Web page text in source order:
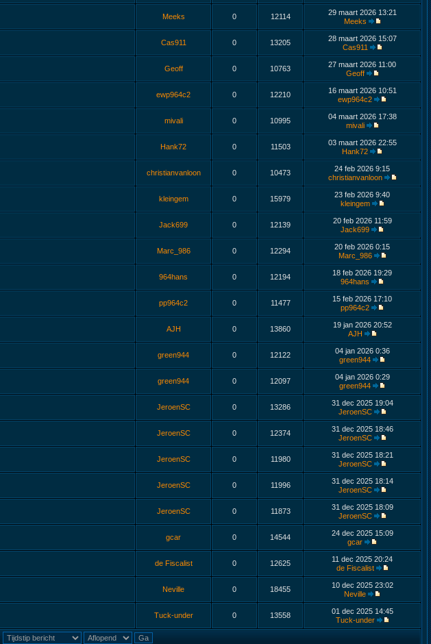
Meeks 0 12114
29 maart 2026 13:21
Meeks
Cas911 0 13205
28 maart 2026 15:07
Cas911
Geoff 0 10763
27 maart 2026 11:00
Geoff
ewp964c2 0 12210
16 maart 2026 10:51
ewp964c2
mivali 0 10995
04 maart 2026 17:38
mivali
Hank72 0 11503
03 maart 2026 22:55
Hank72
christianvanloon 0 10473
24 feb 2026 9:15
christianvanloon
kleingem 0 15979
23 feb 2026 9:40
kleingem
Jack699 0 12139
20 feb 2026 11:59
Jack699
Marc_986 0 12294
20 feb 2026 0:15
Marc_986
964hans 0 12194
18 feb 2026 19:29
964hans
pp964c2 0 11477
15 feb 2026 17:10
pp964c2
AJH 0 13860
19 jan 2026 20:52
AJH
green944 0 12122
04 jan 2026 0:36
green944
green944 0 12097
04 jan 2026 0:29
green944
JeroenSC 0 13286
31 dec 2025 19:04
JeroenSC
JeroenSC 0 12374
31 dec 2025 18:46
JeroenSC
JeroenSC 0 11980
31 dec 2025 18:21
JeroenSC
JeroenSC 0 11996
31 dec 2025 18:14
JeroenSC
JeroenSC 0 11873
31 dec 2025 18:09
JeroenSC
gcar 0 14544
24 dec 2025 15:09
gcar
de Fiscalist 0 12625
11 dec 2025 20:24
de Fiscalist
Neville 0 18455
10 dec 2025 23:02
Neville
Tuck-under 0 13558
01 dec 2025 14:45
Tuck-under